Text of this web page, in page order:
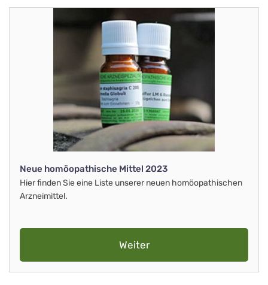
Neue homöopathische Mittel 2023
Hier finden Sie eine Liste unserer neuen homöopathischen
Arzneimittel.
Weiter